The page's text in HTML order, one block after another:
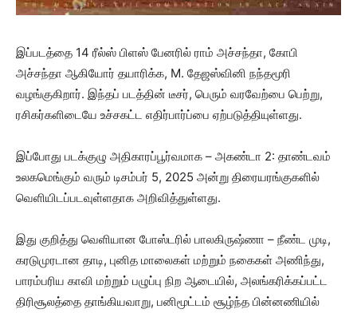
இப்படத்தை 14 ரீல்ஸ் பிளஸ் பேனரில் ராம் அச்சந்தா, கோபி
அச்சந்தா ஆகியோர் தயாரிக்க, M. தேஜஸ்வினி நந்தமூரி
வழங்குகிறார். இந்தப் படத்தின் டீசர், பெரும் வரவேற்பை பெற்று,
ரசிகர்களிடையே உச்சகட்ட எதிர்பார்ப்பை ஏற்படுத்தியுள்ளது.
இப்போது படக்குழு அதிகாரப்பூர்வமாக – அகண்டா 2: தாண்டவம்
உலகமெங்கும் வரும் டிசம்பர் 5, 2025 அன்று திரையரங்குகளில்
வெளியிடப்படவுள்ளதாக அறிவித்துள்ளது.
இது குறித்து வெளியான போஸ்டரில் பாலகிருஷ்ணா – நீண்ட முடி,
கரடுமுரடான தாடி, புனித மாலைகள் மற்றும் நகைகள் அணிந்து,
பாரம்பரிய காவி மற்றும் பழுப்பு நிற ஆடையில், அலங்கரிக்கப்பட்ட
திரிசூலத்தை தாங்கியவாறு, பனிமூட்டம் சூழ்ந்த பின்னணியில்